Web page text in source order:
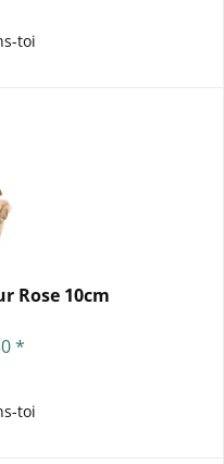
toi
Rose 10cm
*
toi